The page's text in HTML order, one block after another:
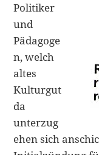
Politiker
und
Pädagoge
n, welch
altes
Kulturgut
da
unterzug
ehen sich